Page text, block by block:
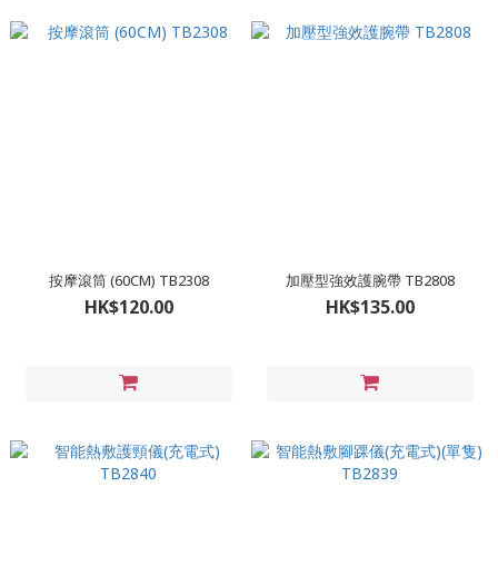
按摩滾筒 (60CM) TB2308
HK$120.00
加壓型強效護腕帶 TB2808
HK$135.00